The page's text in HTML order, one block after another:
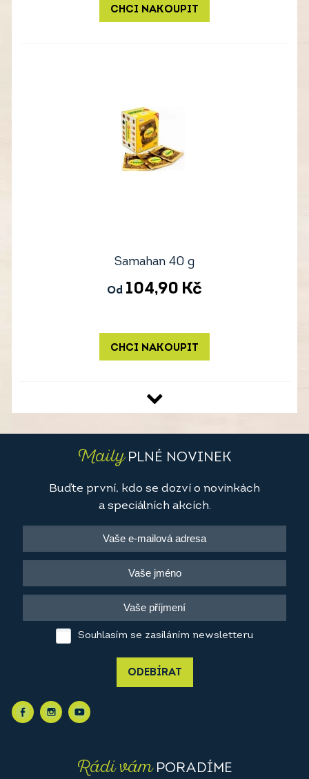
CHCI NAKOUPIT
Samahan 40 g
Od 104,90 Kč
CHCI NAKOUPIT
MailyPLNÉ NOVINEK
Buďte první, kdo se dozví o novinkách
a speciálních akcích.
Souhlasím se zasíláním newsletteru
ODEBÍRAT
Rádi vámPORADÍME